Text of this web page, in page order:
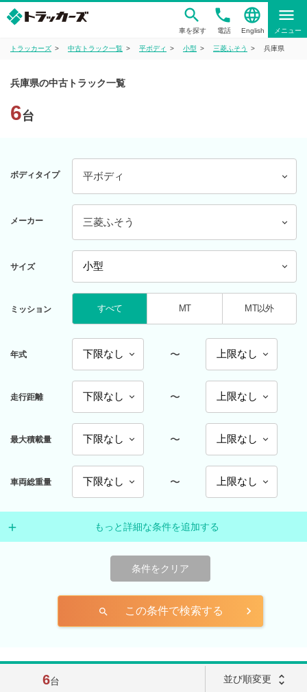
車を探す
phone
電話
language
English
menu
メニュー
トラッカーズ 中古トラック一覧 平ボディ 小型 三菱ふそう 兵庫県
兵庫県の中古トラック一覧
6台
ボディタイプ 平ボディ
メーカー 三菱ふそう
サイズ
ミッション すべて MT MT以外
年式 〜
走行距離 〜
最大積載量 〜
車両総重量 〜
もっと詳細な条件を追加する
条件をクリア
search この条件で検索する
6台 並び順変更 unfold_more